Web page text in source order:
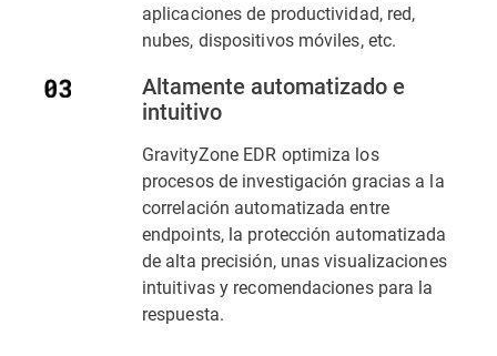
aplicaciones de productividad, red,
nubes, dispositivos móviles, etc.
Altamente automatizado e
intuitivo
GravityZone EDR optimiza los
procesos de investigación gracias a la
correlación automatizada entre
endpoints, la protección automatizada
de alta precisión, unas visualizaciones
intuitivas y recomendaciones para la
respuesta.